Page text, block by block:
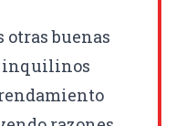
buenas
inquilinos